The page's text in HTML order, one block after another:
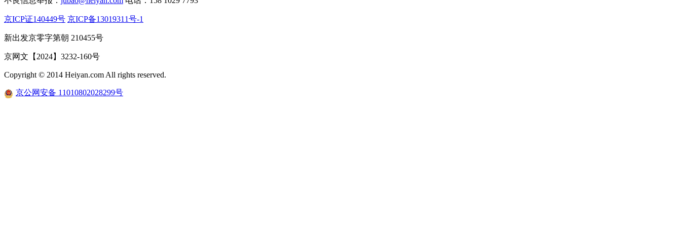
京ICP证140449号 京ICP备13019311号-1
新出发京零字第朝 210455号
京网文【2024】3232-160号
Copyright © 2014 Heiyan.com All rights reserved.
京公网安备 11010802028299号